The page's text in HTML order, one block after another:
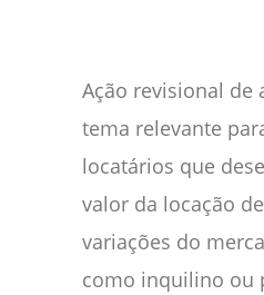
Ação revisional de
tema relevante
locatários que
valor da locação
variações do
como inquilino ou